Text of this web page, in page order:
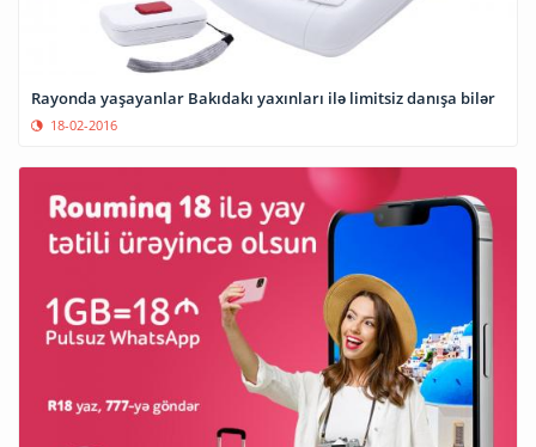
Rayonda yaşayanlar Bakıdakı yaxınları ilə limitsiz danışa bilər
18-02-2016